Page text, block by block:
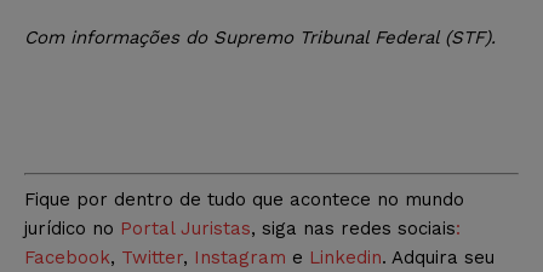
Com informações do Supremo Tribunal Federal (STF).
Fique por dentro de tudo que acontece no mundo
jurídico no Portal Juristas, siga nas redes sociais:
Facebook, Twitter, Instagram e Linkedin. Adquira seu